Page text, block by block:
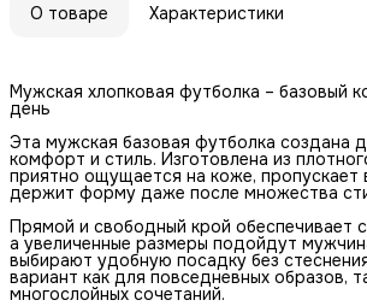
О товаре Характеристики
Мужская хлопковая футболка – базовый
день
Эта мужская базовая футболка создана
комфорт и стиль. Изготовлена из
приятно ощущается на коже, пропускает
держит форму даже после множества
Прямой и свободный крой обеспечивает
а увеличенные размеры подойдут
выбирают удобную посадку без
вариант как для повседневных образов,
многослойных сочетаний.